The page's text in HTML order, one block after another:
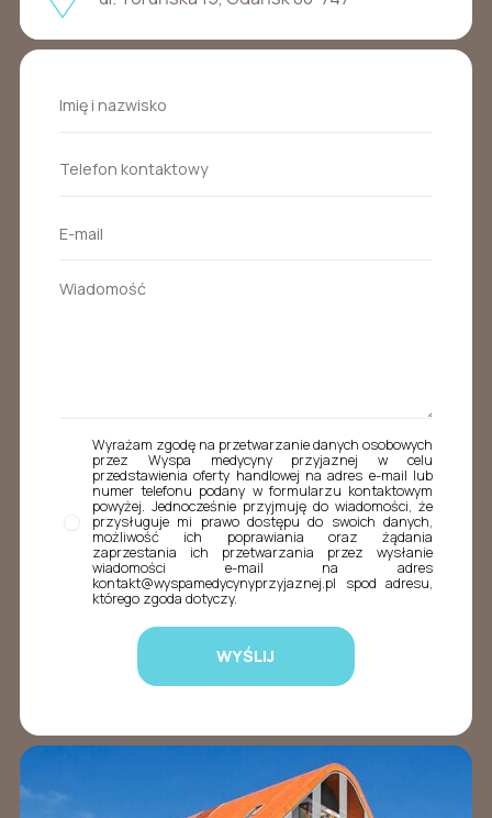
Wyrażam zgodę na przetwarzanie danych osobowych
przez Wyspa medycyny przyjaznej w celu
przedstawienia oferty handlowej na adres e-mail lub
numer telefonu podany w formularzu kontaktowym
powyżej. Jednocześnie przyjmuję do wiadomości, że
przysługuje mi prawo dostępu do swoich danych,
możliwość ich poprawiania oraz żądania
zaprzestania ich przetwarzania przez wysłanie
wiadomości e-mail na adres
kontakt@wyspamedycynyprzyjaznej.pl spod adresu,
którego zgoda dotyczy.